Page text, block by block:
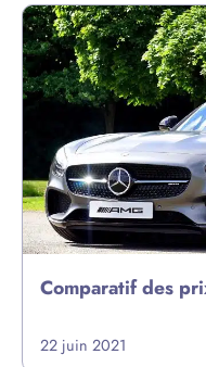
Comparatif des
22 juin 2021